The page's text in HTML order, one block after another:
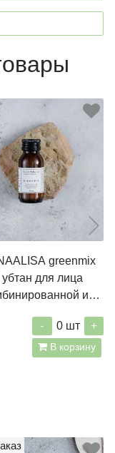
greenmix
для лица
и
- 0 шт +
В корзину